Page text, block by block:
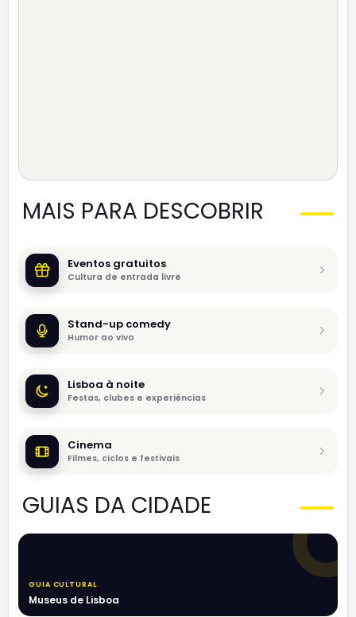
MAIS PARA DESCOBRIR
Eventos gratuitos
Cultura de entrada livre
Stand-up comedy
Humor ao vivo
Lisboa à noite
Festas, clubes e experiências
Cinema
Filmes, ciclos e festivais
GUIAS DA CIDADE
GUIA CULTURAL
Museus de Lisboa